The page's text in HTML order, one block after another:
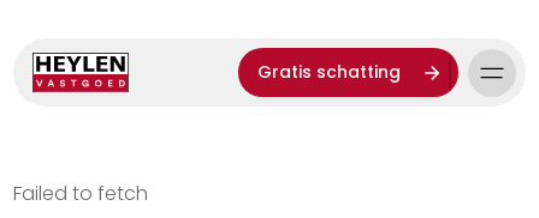
Gratis schatting
Failed to fetch